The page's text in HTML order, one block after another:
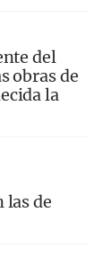
del
obras de
la
las de